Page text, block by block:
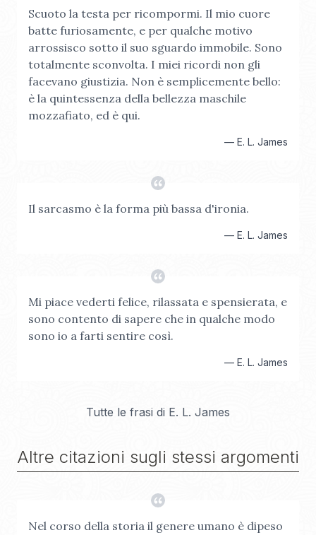
Scuoto la testa per ricompormi. Il mio cuore
batte furiosamente, e per qualche motivo
arrossisco sotto il suo sguardo immobile. Sono
totalmente sconvolta. I miei ricordi non gli
facevano giustizia. Non è semplicemente bello:
è la quintessenza della bellezza maschile
mozzafiato, ed è qui.
— E. L. James
Il sarcasmo è la forma più bassa d'ironia.
— E. L. James
Mi piace vederti felice, rilassata e spensierata, e
sono contento di sapere che in qualche modo
sono io a farti sentire così.
— E. L. James
Tutte le frasi di E. L. James
Altre citazioni sugli stessi argomenti
Nel corso della storia il genere umano è dipeso